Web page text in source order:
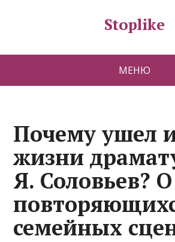
Stoplike
МЕНЮ
Почему ушел
жизни
Я. Соловьев? О
семейных